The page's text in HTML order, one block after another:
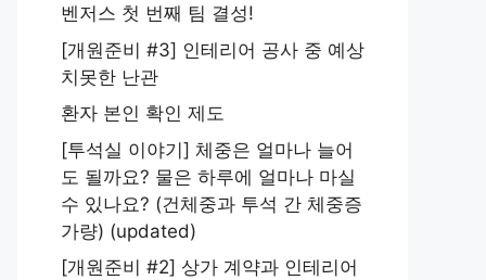
벤저스 첫 번째 팀 결성!
[개원준비 #3] 인테리어 공사 중 예상
치못한 난관
환자 본인 확인 제도
[투석실 이야기] 체중은 얼마나 늘어
도 될까요? 물은 하루에 얼마나 마실
수 있나요? (건체중과 투석 간 체중증
가량) (updated)
[개원준비 #2] 상가 계약과 인테리어